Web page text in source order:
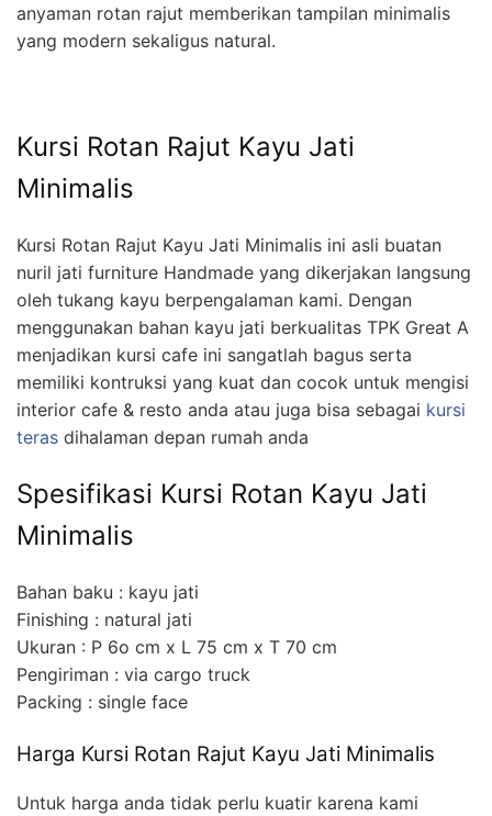
anyaman rotan rajut memberikan tampilan minimalis
yang modern sekaligus natural.
Kursi Rotan Rajut Kayu Jati
Minimalis
Kursi Rotan Rajut Kayu Jati Minimalis ini asli buatan
nuril jati furniture Handmade yang dikerjakan langsung
oleh tukang kayu berpengalaman kami. Dengan
menggunakan bahan kayu jati berkualitas TPK Great A
menjadikan kursi cafe ini sangatlah bagus serta
memiliki kontruksi yang kuat dan cocok untuk mengisi
interior cafe & resto anda atau juga bisa sebagai kursi
teras dihalaman depan rumah anda
Spesifikasi Kursi Rotan Kayu Jati
Minimalis
Bahan baku : kayu jati
Finishing : natural jati
Ukuran : P 6o cm x L 75 cm x T 70 cm
Pengiriman : via cargo truck
Packing : single face
Harga Kursi Rotan Rajut Kayu Jati Minimalis
Untuk harga anda tidak perlu kuatir karena kami